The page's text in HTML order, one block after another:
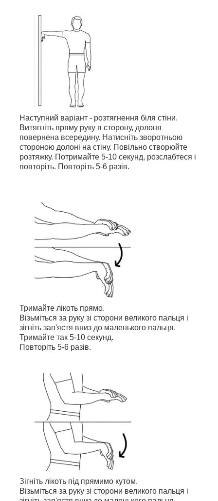
Наступний варіант - розтягнення біля стіни.
Витягніть пряму руку в сторону, долоня
повернена всередину. Натисніть зворотньою
стороною долоні на стіну. Повільно створюйте
розтяжку. Потримайте 5-10 секунд, розслабтеся і
повторіть. Повторіть 5-6 разів.
Тримайте лікоть прямо.
Візьміться за руку зі сторони великого пальця і
зігніть зап'ястя вниз до маленького пальця.
Тримайте так 5-10 секунд.
Повторіть 5-6 разів.
Зігніть лікоть під прямимо кутом.
Візьміться за руку зі сторони великого пальця і